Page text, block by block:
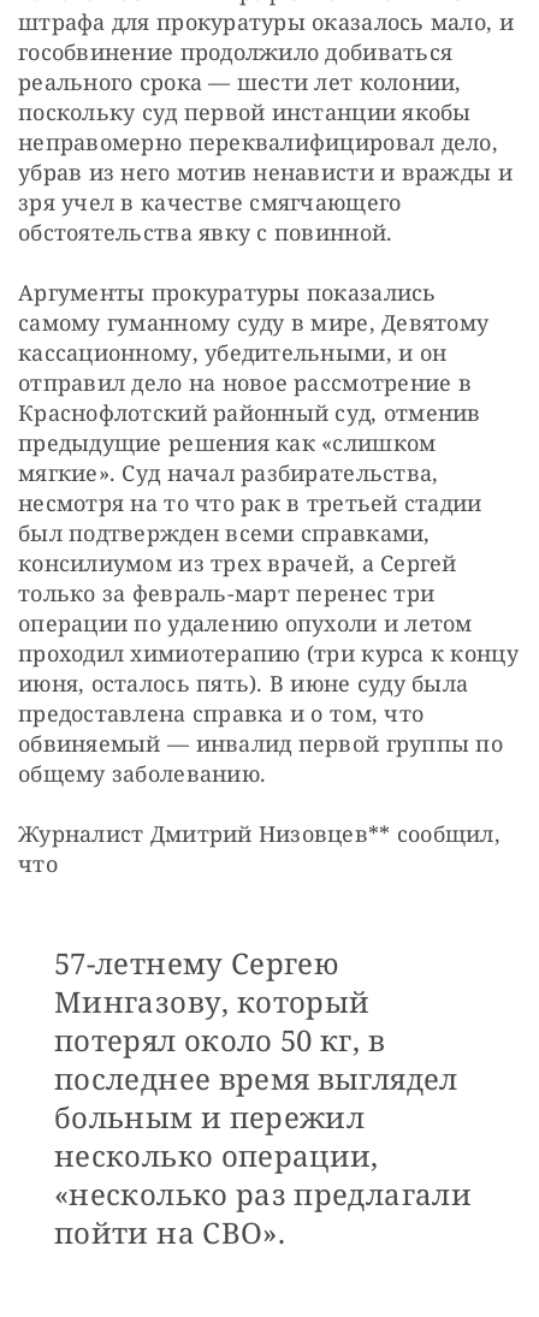
штрафа для прокуратуры оказалось мало, и
гособвинение продолжило добиваться
реального срока — шести лет колонии,
поскольку суд первой инстанции якобы
неправомерно переквалифицировал дело,
убрав из него мотив ненависти и вражды и
зря учел в качестве смягчающего
обстоятельства явку с повинной.
Аргументы прокуратуры показались
самому гуманному суду в мире, Девятому
кассационному, убедительными, и он
отправил дело на новое рассмотрение в
Краснофлотский районный суд, отменив
предыдущие решения как «слишком
мягкие». Суд начал разбирательства,
несмотря на то что рак в третьей стадии
был подтвержден всеми справками,
консилиумом из трех врачей, а Сергей
только за февраль-март перенес три
операции по удалению опухоли и летом
проходил химиотерапию (три курса к концу
июня, осталось пять). В июне суду была
предоставлена справка и о том, что
обвиняемый — инвалид первой группы по
общему заболеванию.
Журналист Дмитрий Низовцев** сообщил,
что
57-летнему Сергею
Мингазову, который
потерял около 50 кг, в
последнее время выглядел
больным и пережил
несколько операции,
«несколько раз предлагали
пойти на СВО».